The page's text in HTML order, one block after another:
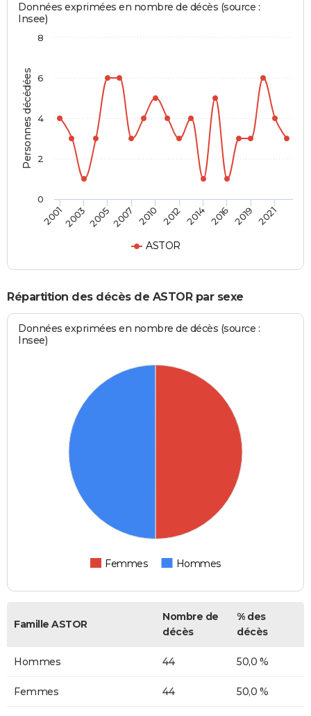
Personnes décédées
Données exprimées en nombre de décès (source :
Insee)
ASTOR
2001200320052007 2010 2012 2014 2016 2019 2021
0
2
4
6
8
Répartition des décès de ASTOR par sexe
Données exprimées en nombre de décès (source :
Insee)
Femmes Hommes
Famille ASTOR
Nombre de
décès
% des
décès
Hommes 44 50,0 %
Femmes 44 50,0 %